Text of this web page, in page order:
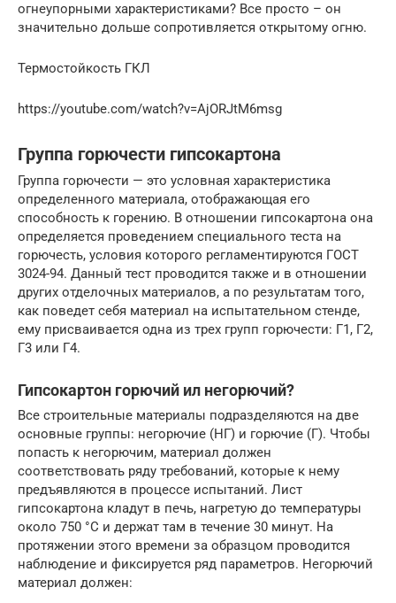
огнеупорными характеристиками? Все просто – он
значительно дольше сопротивляется открытому огню.
Термостойкость ГКЛ
https://youtube.com/watch?v=AjORJtM6msg
Группа горючести гипсокартона
Группа горючести — это условная характеристика
определенного материала, отображающая его
способность к горению. В отношении гипсокартона она
определяется проведением специального теста на
горючесть, условия которого регламентируются ГОСТ
3024-94. Данный тест проводится также и в отношении
других отделочных материалов, а по результатам того,
как поведет себя материал на испытательном стенде,
ему присваивается одна из трех групп горючести: Г1, Г2,
Г3 или Г4.
Гипсокартон горючий ил негорючий?
Все строительные материалы подразделяются на две
основные группы: негорючие (НГ) и горючие (Г). Чтобы
попасть к негорючим, материал должен
соответствовать ряду требований, которые к нему
предъявляются в процессе испытаний. Лист
гипсокартона кладут в печь, нагретую до температуры
около 750 °С и держат там в течение 30 минут. На
протяжении этого времени за образцом проводится
наблюдение и фиксируется ряд параметров. Негорючий
материал должен: